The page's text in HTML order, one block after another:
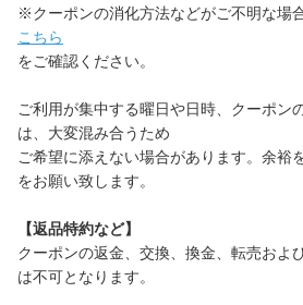
※クーポンの消化方法などがご不明な場合
こちら
をご確認ください。
ご利用が集中する曜日や日時、クーポン
は、大変混み合うため
ご希望に添えない場合があります。余裕
をお願い致します。
【返品特約など】
クーポンの返金、交換、換金、転売およ
は不可となります。